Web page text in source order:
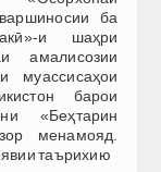
ба
и шаҳри
амалисозии
муассисаҳои
барои
«Беҳтарин
менамояд.
таърихию